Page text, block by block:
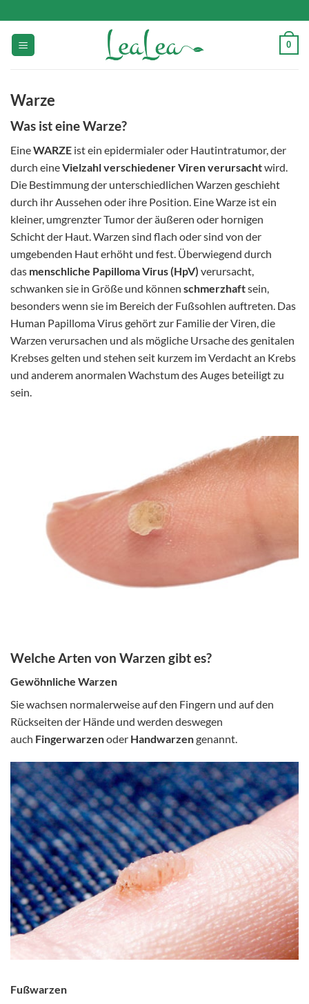
Inhalt
springen
0
Warze
Was ist eine Warze?
EineWARZE ist ein epidermialer oder Hautintratumor, der
durch eineVielzahl verschiedener Viren verursachtwird.
Die Bestimmung der unterschiedlichen Warzen geschieht
durch ihr Aussehen oder ihre Position. Eine Warze ist ein
kleiner, umgrenzter Tumor der äußeren oder hornigen
Schicht der Haut. Warzen sind flach oder sind von der
umgebenden Haut erhöht und fest. Überwiegend durch
das menschliche Papilloma Virus (HpV) verursacht,
schwanken sie in Größe und können schmerzhaftsein,
besonders wenn sie im Bereich der Fußsohlen auftreten. Das
Human Papilloma Virus gehört zur Familie der Viren, die
Warzen verursachen und als mögliche Ursache des genitalen
Krebses gelten und stehen seit kurzem im Verdacht an Krebs
und anderem anormalen Wachstum des Auges beteiligt zu
sein.
Welche Arten von Warzen gibt es?
Gewöhnliche Warzen
Sie wachsen normalerweise auf den Fingern und auf den
Rückseiten der Hände und werden deswegen
auch Fingerwarzenoder Handwarzengenannt.
Fußwarzen